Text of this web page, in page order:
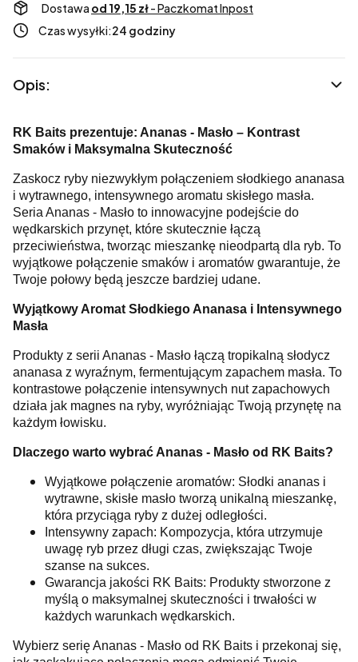
Dostawa od 19,15 zł- Paczkomat Inpost
Czas wysyłki:24 godziny
Opis:
RK Baits prezentuje: Ananas - Masło – Kontrast
Smaków i Maksymalna Skuteczność
Zaskocz ryby niezwykłym połączeniem słodkiego ananasa
i wytrawnego, intensywnego aromatu skisłego masła.
Seria Ananas - Masło to innowacyjne podejście do
wędkarskich przynęt, które skutecznie łączą
przeciwieństwa, tworząc mieszankę nieodpartą dla ryb. To
wyjątkowe połączenie smaków i aromatów gwarantuje, że
Twoje połowy będą jeszcze bardziej udane.
Wyjątkowy Aromat Słodkiego Ananasa i Intensywnego
Masła
Produkty z serii Ananas - Masło łączą tropikalną słodycz
ananasa z wyraźnym, fermentującym zapachem masła. To
kontrastowe połączenie intensywnych nut zapachowych
działa jak magnes na ryby, wyróżniając Twoją przynętę na
każdym łowisku.
Dlaczego warto wybrać Ananas - Masło od RK Baits?
Wyjątkowe połączenie aromatów: Słodki ananas i
wytrawne, skisłe masło tworzą unikalną mieszankę,
która przyciąga ryby z dużej odległości.
Intensywny zapach: Kompozycja, która utrzymuje
uwagę ryb przez długi czas, zwiększając Twoje
szanse na sukces.
Gwarancja jakości RK Baits: Produkty stworzone z
myślą o maksymalnej skuteczności i trwałości w
każdych warunkach wędkarskich.
Wybierz serię Ananas - Masło od RK Baits i przekonaj się,